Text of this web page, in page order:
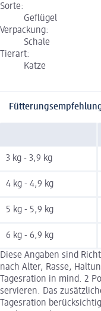
Sorte:
Geflügel
Verpackung:
Schale
Tierart:
Katze
3 kg - 3,9 kg
4 kg - 4,9 kg
5 kg - 5,9 kg
6 kg - 6,9 kg
Diese Angaben sind
nach Alter, Rasse,
Tagesration in mind. 2
servieren. Das
Tagesration